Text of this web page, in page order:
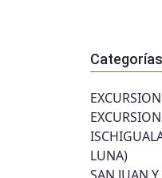
Categorías
LUNA)